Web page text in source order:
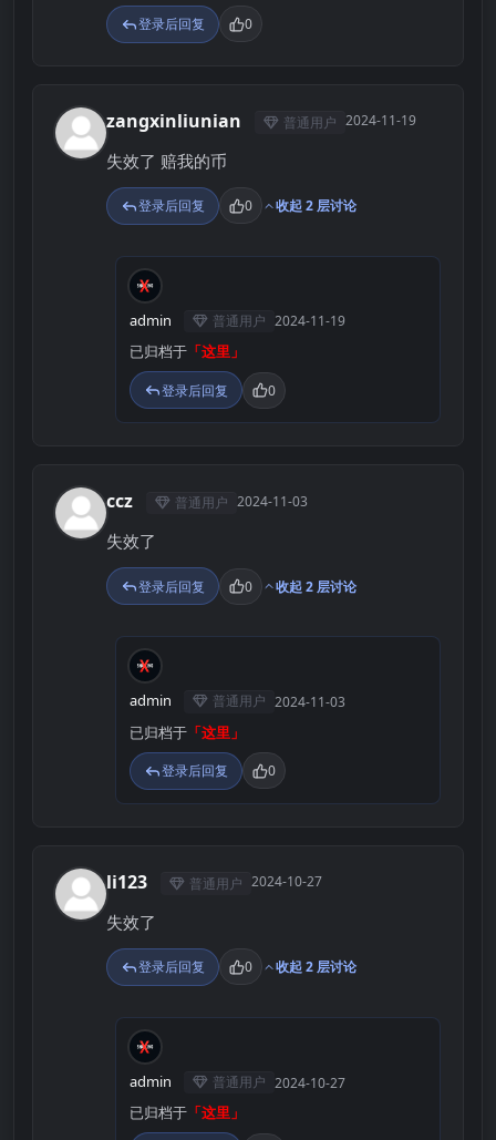
登录后回复 0
Z zangxinliunian 普通用户 2024-11-19
失效了 赔我的币
登录后回复 0 收起 2 层讨论
A
admin 普通用户 2024-11-19
已归档于 「这里」
登录后回复 0
C ccz 普通用户 2024-11-03
失效了
登录后回复 0 收起 2 层讨论
A
admin 普通用户 2024-11-03
已归档于 「这里」
登录后回复 0
L li123 普通用户 2024-10-27
失效了
登录后回复 0 收起 2 层讨论
A
admin 普通用户 2024-10-27
已归档于 「这里」